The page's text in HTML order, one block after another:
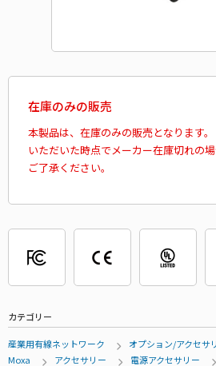
在庫のみの販売
本製品は、在庫のみの販売となります
いただいた時点でメーカー在庫切れの
ご了承ください。
カテゴリー
産業用有線ネットワーク オプション/アクセサ
Moxa
アクセサリー 電源アクセサリー